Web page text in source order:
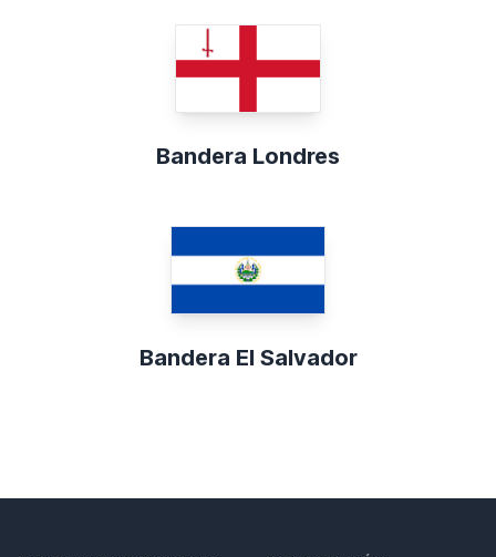
Bandera Londres
Bandera El Salvador